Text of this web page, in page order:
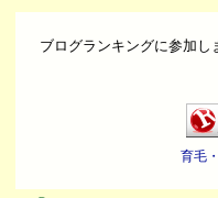
ブログランキングに参加
育毛